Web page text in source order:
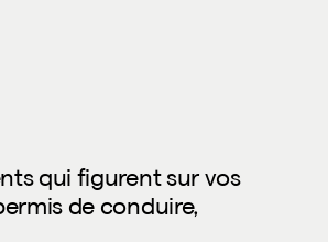
qui figurent sur vos
de conduire,